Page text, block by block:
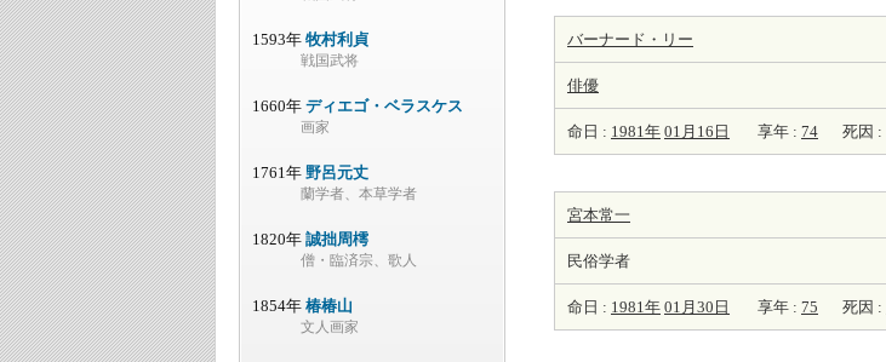
バーナード・リー
俳優
命日 : 1981年 01月16日 享年 : 74 死因 :
宮本常一
民俗学者
命日 : 1981年 01月30日 享年 : 75 死因 :
1593年 牧村利貞
戦国武将
1660年 ディエゴ・ベラスケス
画家
1761年 野呂元丈
蘭学者、本草学者
1820年 誠拙周樗
僧・臨済宗、歌人
1854年 椿椿山
文人画家